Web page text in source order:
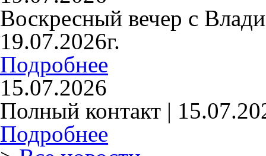
Воскресный вечер с
19.07.2026г.
Подробнее
15.07.2026
Полный контакт |
Подробнее